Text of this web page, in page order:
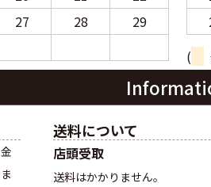
27
28 29
(
送料について
店頭受取
送料はかかりません。